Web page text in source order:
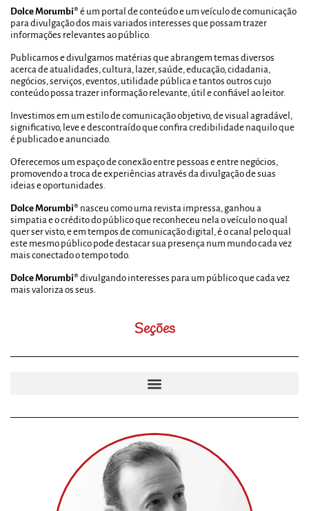
Dolce Morumbi® é um portal de conteúdo e um veículo de comunicação
para divulgação dos mais variados interesses que possam trazer
informações relevantes ao público.
Publicamos e divulgamos matérias que abrangem temas diversos
acerca de atualidades, cultura, lazer, saúde, educação, cidadania,
negócios, serviços, eventos, utilidade pública e tantos outros cujo
conteúdo possa trazer informação relevante, útil e confiável ao leitor.
Investimos em um estilo de comunicação objetivo, de visual agradável,
significativo, leve e descontraído que confira credibilidade naquilo que
é publicado e anunciado.
Oferecemos um espaço de conexão entre pessoas e entre negócios,
promovendo a troca de experiências através da divulgação de suas
ideias e oportunidades.
Dolce Morumbi® nasceu como uma revista impressa, ganhou a
simpatia e o crédito do público que reconheceu nela o veículo no qual
quer ser visto, e em tempos de comunicação digital, é o canal pelo qual
este mesmo público pode destacar sua presença num mundo cada vez
mais conectado o tempo todo.
Dolce Morumbi® divulgando interesses para um público que cada vez
mais valoriza os seus.
Seções